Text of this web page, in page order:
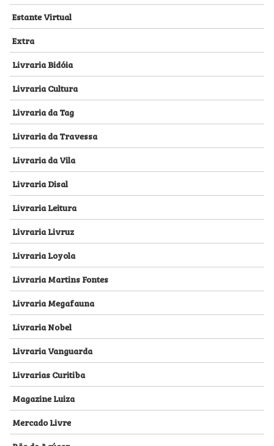
Estante Virtual
Extra
Livraria Bidóia
Livraria Cultura
Livraria da Tag
Livraria da Travessa
Livraria da Vila
Livraria Disal
Livraria Leitura
Livraria Livruz
Livraria Loyola
Livraria Martins Fontes
Livraria Megafauna
Livraria Nobel
Livraria Vanguarda
Livrarias Curitiba
Magazine Luiza
Mercado Livre